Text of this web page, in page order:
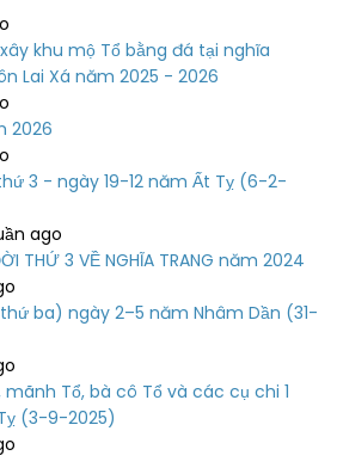
khu mộ Tổ bằng đá tại nghĩa
Lai Xá năm 2025 - 2026
2026
3 - ngày 19-12 năm Ất Tỵ (6-2-
ago
THỨ 3 VỀ NGHĨA TRANG năm 2024
ba) ngày 2–5 năm Nhâm Dần (31-
Tổ, bà cô Tổ và các cụ chi 1
(3-9-2025)